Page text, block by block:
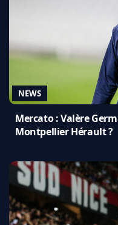
NEWS
Mercato : Valère
Montpellier Hérault ?